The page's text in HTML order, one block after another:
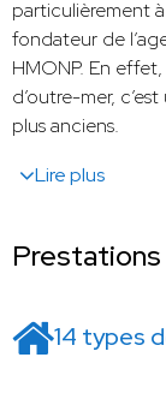
particulièrement
fondateur de
HMONP. En
d’outre-mer,
plus anciens.
Lire plus
Prestations
14 types